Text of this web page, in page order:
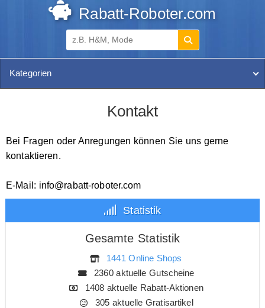
Rabatt-Roboter.com
Kategorien
Kontakt
Bei Fragen oder Anregungen können Sie uns gerne
kontaktieren.
E-Mail: info@rabatt-roboter.com
Statistik
Gesamte Statistik
1441 Online Shops
2360 aktuelle Gutscheine
1408 aktuelle Rabatt-Aktionen
305 aktuelle Gratisartikel